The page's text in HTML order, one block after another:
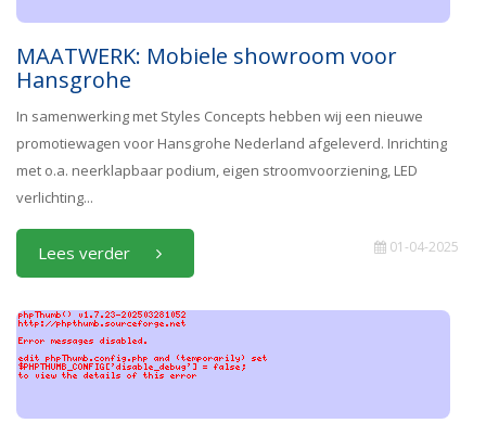
MAATWERK: Mobiele showroom voor
Hansgrohe
In samenwerking met Styles Concepts hebben wij een nieuwe
promotiewagen voor Hansgrohe Nederland afgeleverd. Inrichting
met o.a. neerklapbaar podium, eigen stroomvoorziening, LED
verlichting...
Lees verder 01-04-2025